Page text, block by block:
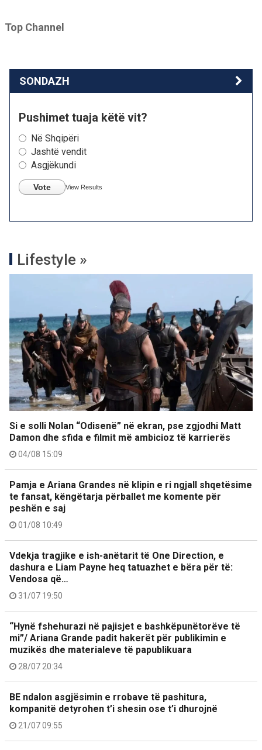
Top Channel
SONDAZH
Pushimet tuaja këtë vit?
Në Shqipëri
Jashtë vendit
Asgjëkundi
Vote View Results
Lifestyle »
Si e solli Nolan “Odisenë” në ekran, pse zgjodhi Matt
Damon dhe sfida e filmit më ambicioz të karrierës
04/08 15:09
Pamja e Ariana Grandes në klipin e ri ngjall shqetësime
te fansat, këngëtarja përballet me komente për
peshën e saj
01/08 10:49
Vdekja tragjike e ish-anëtarit të One Direction, e
dashura e Liam Payne heq tatuazhet e bëra për të:
Vendosa që…
31/07 19:50
“Hynë fshehurazi në pajisjet e bashkëpunëtorëve të
mi”/ Ariana Grande padit hakerët për publikimin e
muzikës dhe materialeve të papublikuara
28/07 20:34
BE ndalon asgjësimin e rrobave të pashitura,
kompanitë detyrohen t’i shesin ose t’i dhurojnë
21/07 09:55